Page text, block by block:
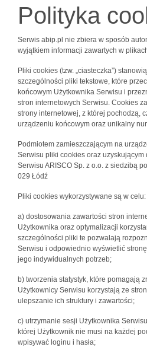
Polityka
Serwis abip.pl nie zbiera w sposób
wyjątkiem informacji zawartych w
Pliki cookies (tzw. „ciasteczka”)
szczególności pliki tekstowe, które
końcowym Użytkownika Serwisu i
stron internetowych Serwisu. Cookies
strony internetowej, z której pochodzą,
urządzeniu końcowym oraz unikalny
Podmiotem zamieszczającym na
Serwisu pliki cookies oraz
Serwisu ARISCO Sp. z o.o. z siedzibą
029 Łódź
Pliki cookies wykorzystywane są w celu:
a) dostosowania zawartości stron
Użytkownika oraz optymalizacji
szczególności pliki te pozwalają
Serwisu i odpowiednio wyświetlić
jego indywidualnych potrzeb;
b) tworzenia statystyk, które pomagają
Użytkownicy Serwisu korzystają ze
ulepszanie ich struktury i zawartości;
c) utrzymanie sesji Użytkownika
której Użytkownik nie musi na każdej
wpisywać loginu i hasła;